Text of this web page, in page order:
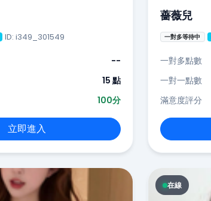
ID: i349_301549
--
15 點
100分
立即進入
薔薇兒
一對多等待中
一對多點數
一對一點數
滿意度評分
在線